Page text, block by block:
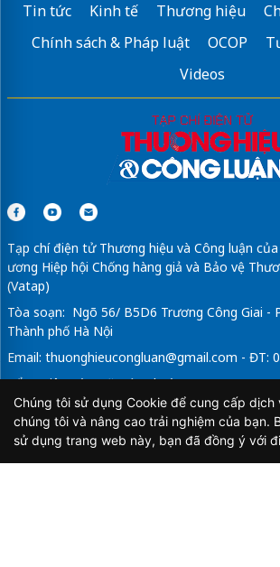
Tin tức Kinh tế Thương hiệu
Chính sách & Pháp luật
OCOP
Videos
Tạp chí điện tử Thương hiệu và Công luận
ương Hiệp hội Chống hàng giả và Bảo vệ
(Vatap)
Tòa soạn: Ngõ 56/ B5D6 Trương Công Giai -
Thành phố Hà Nội
Email: thuonghieucongluan@gmail.com - ĐT:
Tổng Biên Tập: Vũ Đức Thuận
Giấy phép hoạt động báo chí điện tử số 64/
Thông tin và Truyền thông cấp ngày 21/2/
Chúng tôi sử dụng Cookie để cung cấp dịch
chúng tôi và nâng cao trải nghiệm của bạn.
sử dụng trang web này, bạn đã đồng ý với